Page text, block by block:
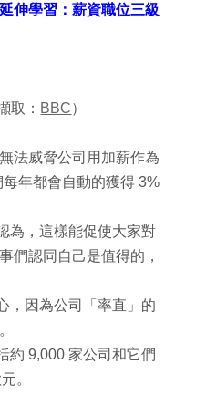
延伸學習：薪資職位三級
取： BBC）
法威脅公司用加薪作為
年都會自動的獲得 3%
為，這樣能促使大家對
們認同自己是值得的，
，因為公司「率直」的
約 9,000 家公司和它們
。